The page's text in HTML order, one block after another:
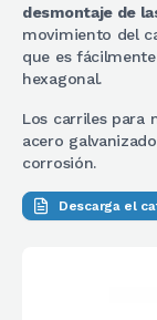
desmontaje de
movimiento del
que es
hexagonal.
Los carriles para
acero
corrosión.
Descarga el